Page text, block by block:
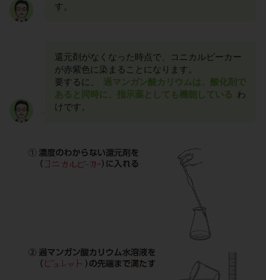
す。
還元剤がなくなった時点で、コニカルビーカー
が赤紫色に染まることになります。
要するに、
過マンガン酸カリウムは、酸化剤で
あると同時に、指示薬としても機能している わ
けです。